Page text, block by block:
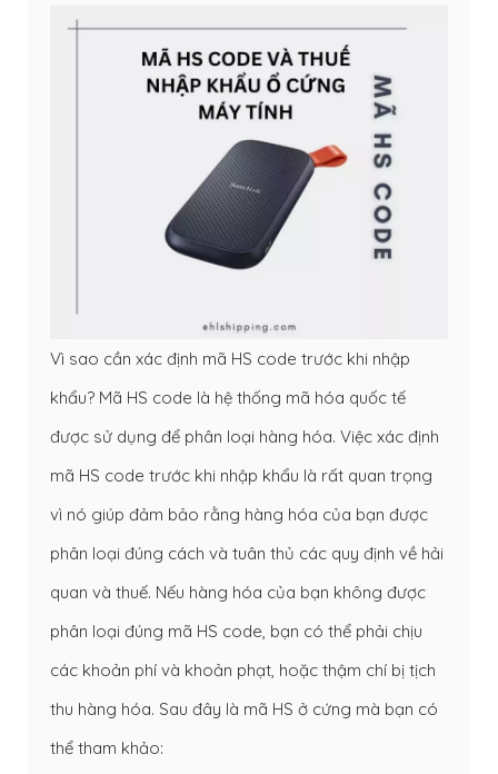
Vì sao cần xác định mã HS code trước khi nhập
khẩu? Mã HS code là hệ thống mã hóa quốc tế
được sử dụng để phân loại hàng hóa. Việc xác định
mã HS code trước khi nhập khẩu là rất quan trọng
vì nó giúp đảm bảo rằng hàng hóa của bạn được
phân loại đúng cách và tuân thủ các quy định về hải
quan và thuế. Nếu hàng hóa của bạn không được
phân loại đúng mã HS code, bạn có thể phải chịu
các khoản phí và khoản phạt, hoặc thậm chí bị tịch
thu hàng hóa. Sau đây là mã HS ở cứng mà bạn có
thể tham khảo: